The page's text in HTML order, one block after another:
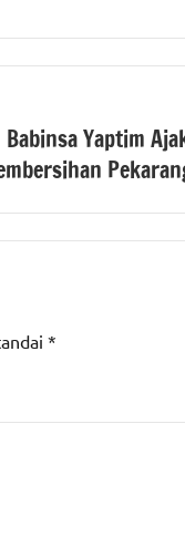
Babinsa Yaptim
*